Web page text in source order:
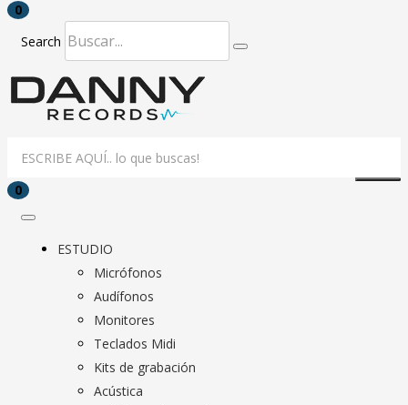
0
Search
0
ESTUDIO
Micrófonos
Audífonos
Monitores
Teclados Midi
Kits de grabación
Acústica